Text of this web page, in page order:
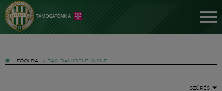
FŐOLDAL » TAG: BAMIDELE YUSUF
SZŰRÉS